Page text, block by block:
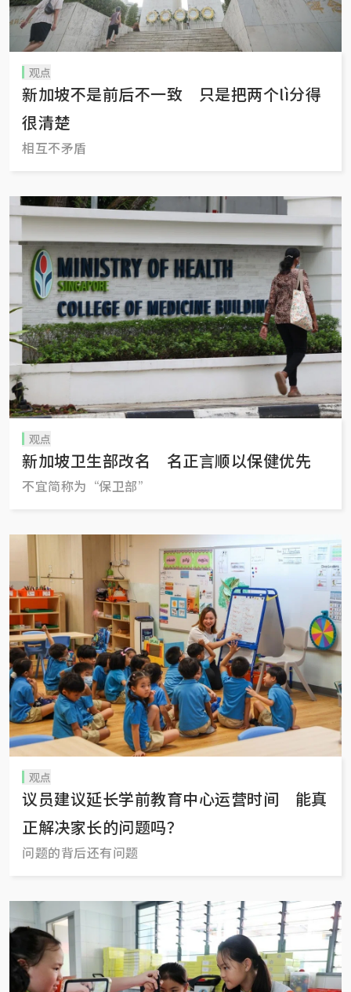
观点
新加坡不是前后不一致 只是把两个lì分得
很清楚
相互不矛盾
观点
新加坡卫生部改名 名正言顺以保健优先
不宜简称为“保卫部”
观点
议员建议延长学前教育中心运营时间 能真
正解决家长的问题吗？
问题的背后还有问题